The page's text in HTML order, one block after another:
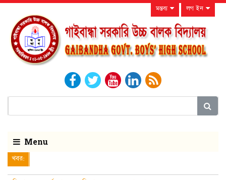
মন্তব্য লগ ইন
Menu
খবর: